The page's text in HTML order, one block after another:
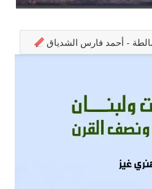
- أحمد فارس الشدياق